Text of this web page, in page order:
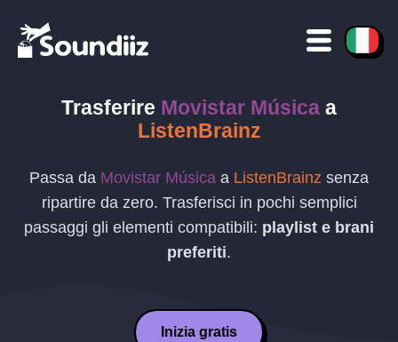
Trasferire Movistar Música a
ListenBrainz
Passa da Movistar Música a ListenBrainz senza
ripartire da zero. Trasferisci in pochi semplici
passaggi gli elementi compatibili: playlist e brani
preferiti.
Inizia gratis